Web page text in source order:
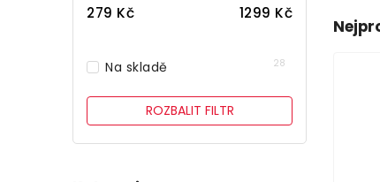
279 Kč 1299 Kč
Na skladě 28
ROZBALIT FILTR